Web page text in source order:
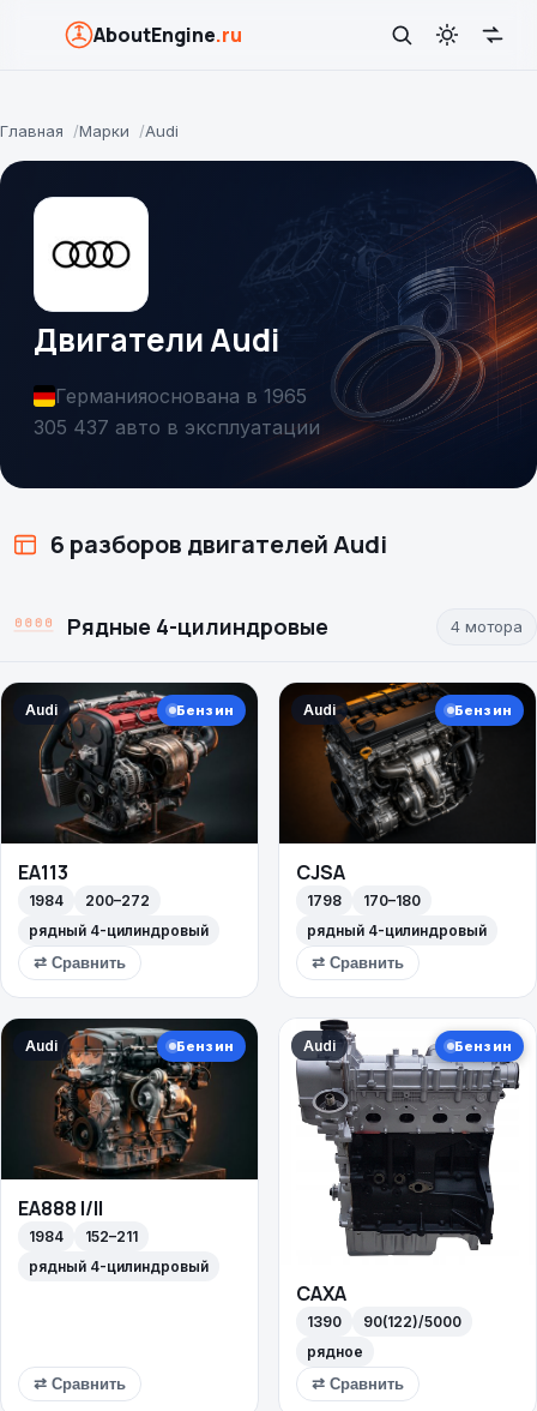
AboutEngine.ru
Главная Марки Audi
Двигатели Audi
Германияоснована в 1965
305 437 авто в эксплуатации
6 разборов двигателей Audi
Рядные 4-цилиндровые 4 мотора
Audi Бензин
EA113
1984
200–272
рядный 4-цилиндровый
⇄ Сравнить
Audi Бензин
CJSA
1798
170–180
рядный 4-цилиндровый
⇄ Сравнить
Audi Бензин
EA888 I/II
1984
152–211
рядный 4-цилиндровый
⇄ Сравнить
Audi Бензин
CAXA
1390
90(122)/5000
рядное
⇄ Сравнить